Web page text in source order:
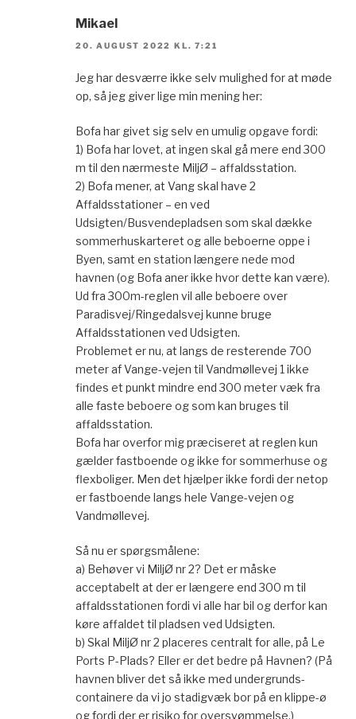
Mikael
20. AUGUST 2022 KL. 7:21
Jeg har desværre ikke selv mulighed for at møde
op, så jeg giver lige min mening her:
Bofa har givet sig selv en umulig opgave fordi:
1) Bofa har lovet, at ingen skal gå mere end 300
m til den nærmeste MiljØ – affaldsstation.
2) Bofa mener, at Vang skal have 2
Affaldsstationer – en ved
Udsigten/Busvendepladsen som skal dække
sommerhuskarteret og alle beboerne oppe i
Byen, samt en station længere nede mod
havnen (og Bofa aner ikke hvor dette kan være).
Ud fra 300m-reglen vil alle beboere over
Paradisvej/Ringedalsvej kunne bruge
Affaldsstationen ved Udsigten.
Problemet er nu, at langs de resterende 700
meter af Vange-vejen til Vandmøllevej 1 ikke
findes et punkt mindre end 300 meter væk fra
alle faste beboere og som kan bruges til
affaldsstation.
Bofa har overfor mig præciseret at reglen kun
gælder fastboende og ikke for sommerhuse og
flexboliger. Men det hjælper ikke fordi der netop
er fastboende langs hele Vange-vejen og
Vandmøllevej.
Så nu er spørgsmålene:
a) Behøver vi MiljØ nr 2? Det er måske
acceptabelt at der er længere end 300 m til
affaldsstationen fordi vi alle har bil og derfor kan
køre affaldet til pladsen ved Udsigten.
b) Skal MiljØ nr 2 placeres centralt for alle, på Le
Ports P-Plads? Eller er det bedre på Havnen? (På
havnen bliver det så ikke med undergrunds-
containere da vi jo stadigvæk bor på en klippe-ø
og fordi der er risiko for oversvømmelse.)